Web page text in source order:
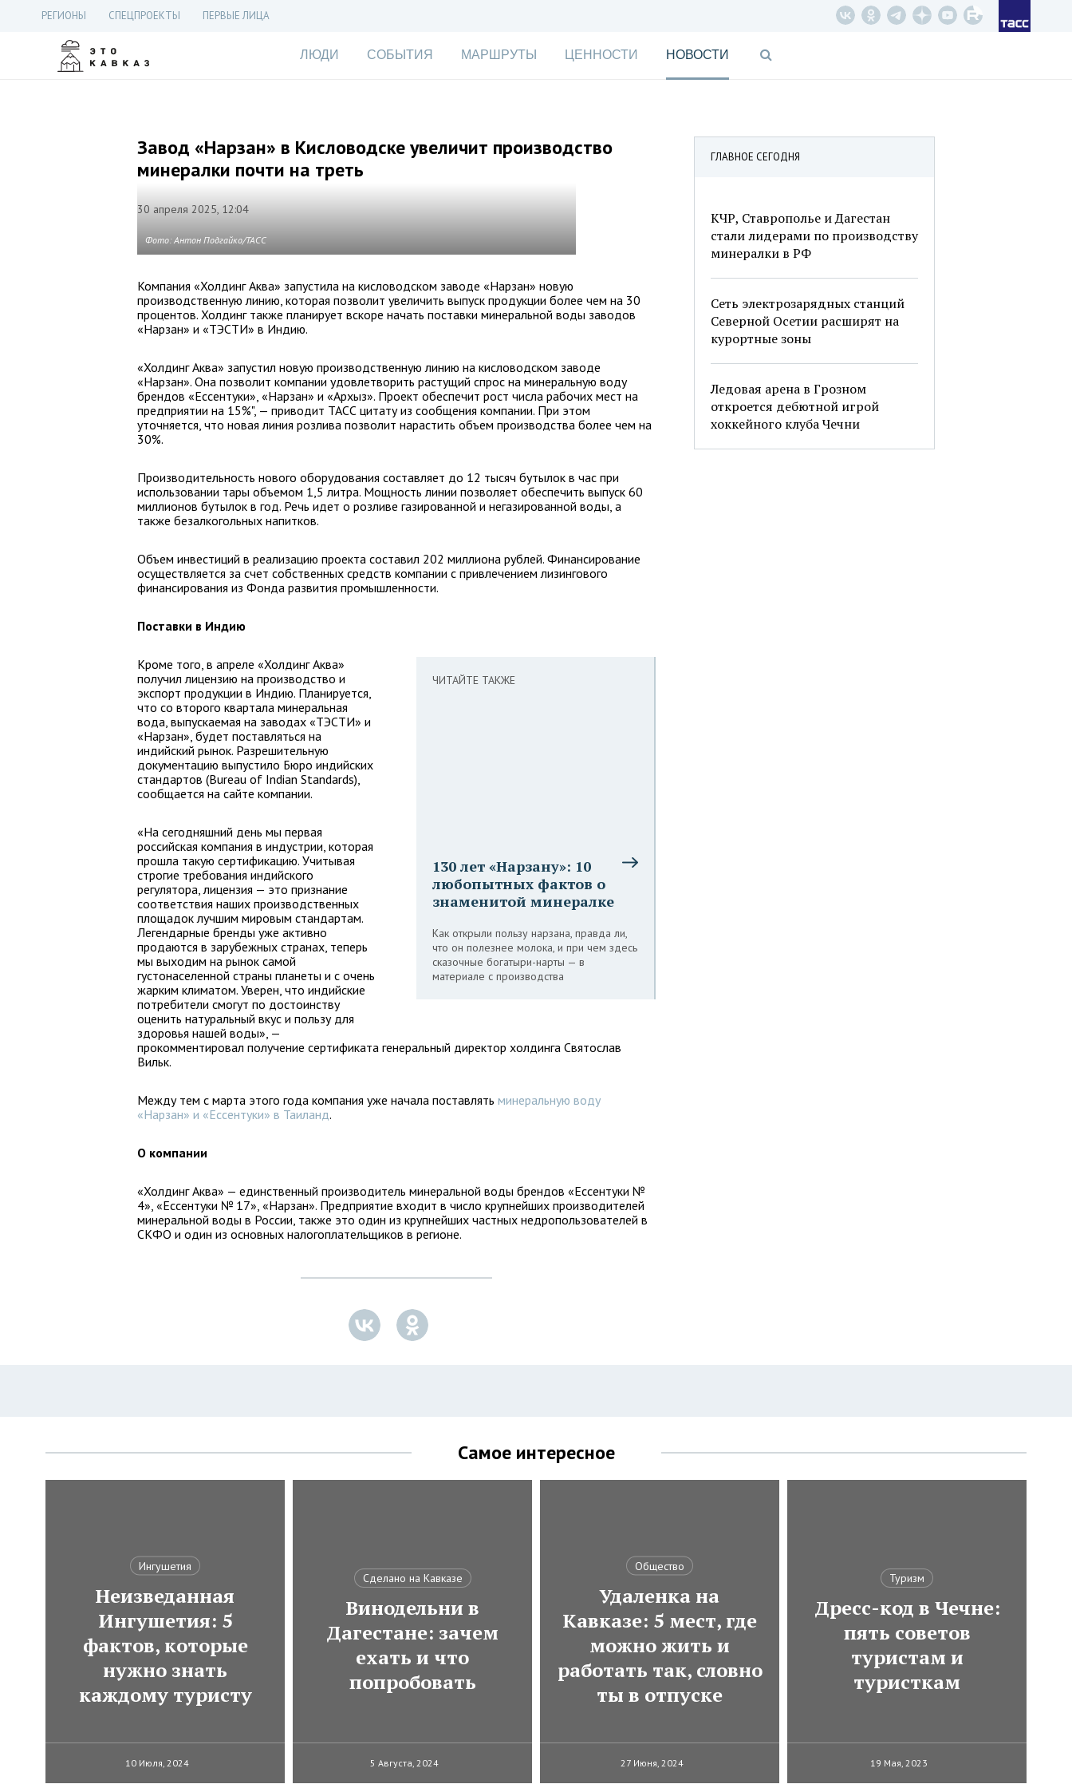
РЕГИОНЫ СПЕЦПРОЕКТЫ ПЕРВЫЕ ЛИЦА
ЛЮДИ СОБЫТИЯ МАРШРУТЫ ЦЕННОСТИ НОВОСТИ
ГЛАВНОЕ СЕГОДНЯ
КЧР, Ставрополье и Дагестан
стали лидерами по производству
минералки в РФ
Сеть электрозарядных станций
Северной Осетии расширят на
курортные зоны
Ледовая арена в Грозном
откроется дебютной игрой
хоккейного клуба Чечни
Завод «Нарзан» в Кисловодске увеличит производство
минералки почти на треть
30 апреля 2025, 12:04
Фото: Антон Подгайко/ТАСС
Компания «Холдинг Аква» запустила на кисловодском заводе «Нарзан» новую
производственную линию, которая позволит увеличить выпуск продукции более чем на 30
процентов. Холдинг также планирует вскоре начать поставки минеральной воды заводов
«Нарзан» и «ТЭСТИ» в Индию.
«Холдинг Аква» запустил новую производственную линию на кисловодском заводе
«Нарзан». Она позволит компании удовлетворить растущий спрос на минеральную воду
брендов «Ессентуки», «Нарзан» и «Архыз». Проект обеспечит рост числа рабочих мест на
предприятии на 15%", — приводит ТАСС цитату из сообщения компании. При этом
уточняется, что новая линия розлива позволит нарастить объем производства более чем на
30%.
Производительность нового оборудования составляет до 12 тысяч бутылок в час при
использовании тары объемом 1,5 литра. Мощность линии позволяет обеспечить выпуск 60
миллионов бутылок в год. Речь идет о розливе газированной и негазированной воды, а
также безалкогольных напитков.
Объем инвестиций в реализацию проекта составил 202 миллиона рублей. Финансирование
осуществляется за счет собственных средств компании с привлечением лизингового
финансирования из Фонда развития промышленности.
Поставки в Индию
ЧИТАЙТЕ ТАКЖЕ
130 лет «Нарзану»: 10
любопытных фактов о
знаменитой минералке
Как открыли пользу нарзана, правда ли,
что он полезнее молока, и при чем здесь
сказочные богатыри-нарты — в
материале с производства
Кроме того, в апреле «Холдинг Аква»
получил лицензию на производство и
экспорт продукции в Индию. Планируется,
что со второго квартала минеральная
вода, выпускаемая на заводах «ТЭСТИ» и
«Нарзан», будет поставляться на
индийский рынок. Разрешительную
документацию выпустило Бюро индийских
стандартов (Bureau of Indian Standards),
сообщается на сайте компании.
«На сегодняшний день мы первая
российская компания в индустрии, которая
прошла такую сертификацию. Учитывая
строгие требования индийского
регулятора, лицензия — это признание
соответствия наших производственных
площадок лучшим мировым стандартам.
Легендарные бренды уже активно
продаются в зарубежных странах, теперь
мы выходим на рынок самой
густонаселенной страны планеты и с очень
жарким климатом. Уверен, что индийские
потребители смогут по достоинству
оценить натуральный вкус и пользу для
здоровья нашей воды», —
прокомментировал получение сертификата генеральный директор холдинга Святослав
Вильк.
Между тем с марта этого года компания уже начала поставлять минеральную воду
«Нарзан» и «Ессентуки» в Таиланд.
О компании
«Холдинг Аква» — единственный производитель минеральной воды брендов «Ессентуки №
4», «Ессентуки № 17», «Нарзан». Предприятие входит в число крупнейших производителей
минеральной воды в России, также это один из крупнейших частных недропользователей в
СКФО и один из основных налогоплательщиков в регионе.
Самое интересное
Ингушетия
Неизведанная
Ингушетия: 5
фактов, которые
нужно знать
каждому туристу
10 Июля, 2024
Сделано на Кавказе
Винодельни в
Дагестане: зачем
ехать и что
попробовать
5 Августа, 2024
Общество
Удаленка на
Кавказе: 5 мест, где
можно жить и
работать так, словно
ты в отпуске
27 Июня, 2024
Туризм
Дресс-код в Чечне:
пять советов
туристам и
туристкам
19 Мая, 2023